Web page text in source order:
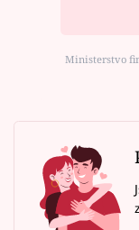
Ministerstvo